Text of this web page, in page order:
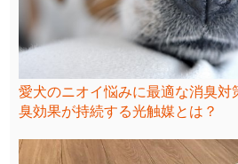
愛犬のニオイ悩みに最適な消臭対
臭効果が持続する光触媒とは？